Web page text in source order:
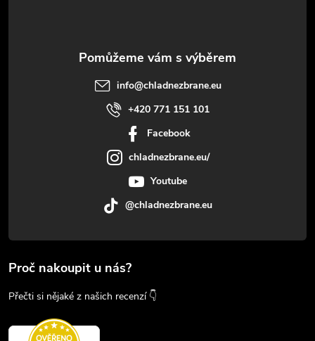
info@chladnezbrane.eu
+420 771 151 101
Facebook
chladnezbrane.eu/
Youtube
@chladnezbrane.eu
Proč nakoupit u nás?
Přečti si nějaké z našich recenzí 👇